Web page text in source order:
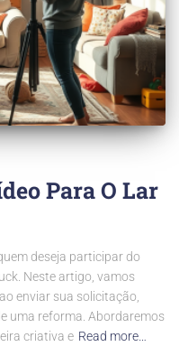
Para O Lar
deseja participar do
Neste artigo, vamos
enviar sua solicitação,
uma reforma. Abordaremos
criativa e Read more…